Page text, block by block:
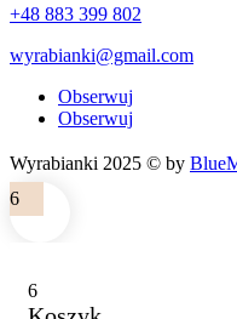
+48 883 399 802
wyrabianki@gmail.com
Obserwuj
Obserwuj
Wyrabianki 2025 © by
6
6